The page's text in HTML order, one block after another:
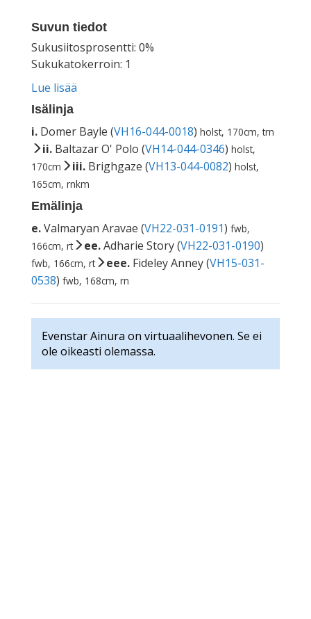
Suvun tiedot
Sukusiitosprosentti: 0%
Sukukatokerroin: 1
Lue lisää
Isälinja
i. Domer Bayle (VH16-044-0018) holst, 170cm, trn
ii. Baltazar O' Polo (VH14-044-0346) holst,
170cm
iii. Brighgaze (VH13-044-0082) holst,
165cm, rnkm
Emälinja
e.Valmaryan Aravae (VH22-031-0191) fwb,
166cm, rt
ee.Adharie Story (VH22-031-0190)
fwb, 166cm, rt eee. Fideley Anney (VH15-031-
0538) fwb, 168cm, rn
Evenstar Ainura on virtuaalihevonen. Se ei
ole oikeasti olemassa.